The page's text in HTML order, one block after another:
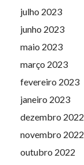
julho 2023
junho 2023
maio 2023
março 2023
fevereiro 2023
janeiro 2023
dezembro 2022
novembro 2022
outubro 2022